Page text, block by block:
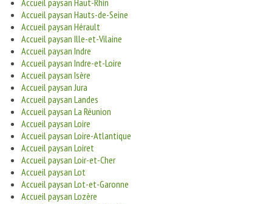
Accueil paysan Haut-Rhin
Accueil paysan Hauts-de-Seine
Accueil paysan Hérault
Accueil paysan Ille-et-Vilaine
Accueil paysan Indre
Accueil paysan Indre-et-Loire
Accueil paysan Isère
Accueil paysan Jura
Accueil paysan Landes
Accueil paysan La Réunion
Accueil paysan Loire
Accueil paysan Loire-Atlantique
Accueil paysan Loiret
Accueil paysan Loir-et-Cher
Accueil paysan Lot
Accueil paysan Lot-et-Garonne
Accueil paysan Lozère